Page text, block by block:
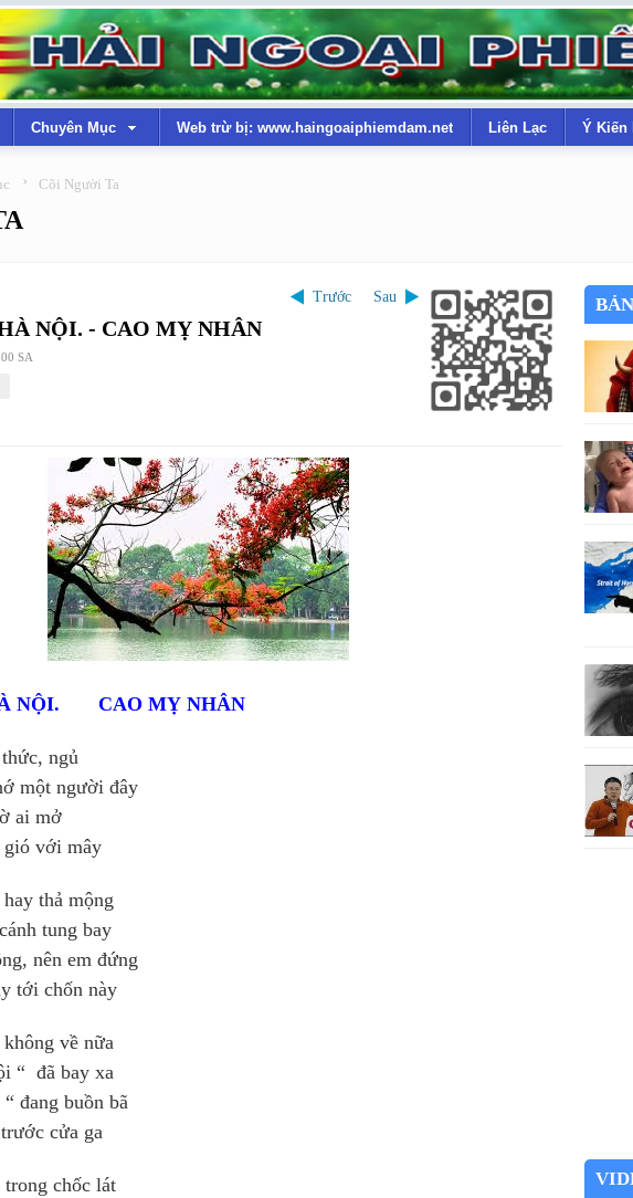
Chuyên Mục Web trừ bị: www.haingoaiphiemdam.net Liên Lạc Ý Kiến
› Cõi Người Ta
Trước Sau
NỘI. - CAO MỴ NHÂN
SA
NỘI. CAO MỴ NHÂN
ngủ
một người đây
ai mở
với mây
thả mộng
tung bay
nên em đứng
tới chốn này
về nữa
“ đã bay xa
đang buồn bã
cửa ga
chốc lát